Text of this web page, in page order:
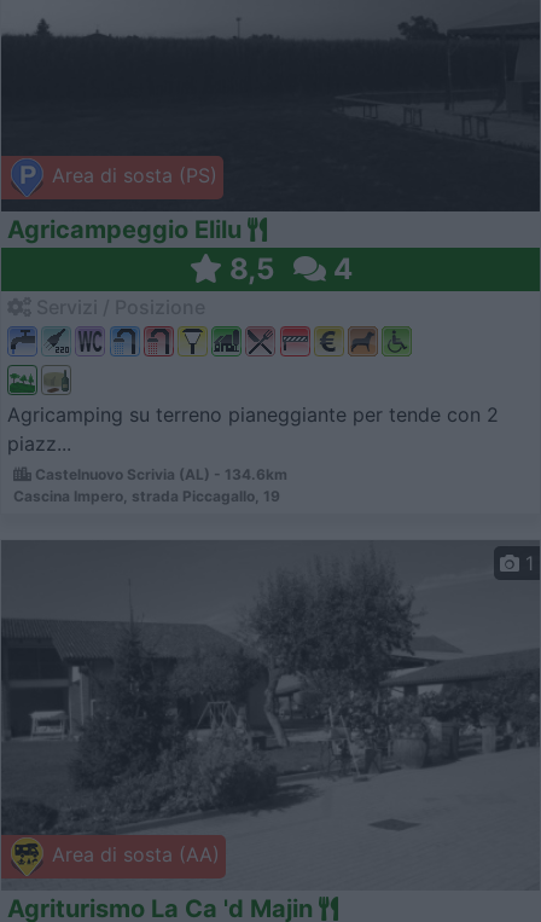
Area di sosta (PS)
Agricampeggio Elilu
8,5 4
Agricamping su terreno pianeggiante per tende con 2
piazz...
Castelnuovo Scrivia (AL) - 134.6km
Cascina Impero, strada Piccagallo, 19
Area di sosta (AA)
1
Agriturismo La Ca 'd Majin